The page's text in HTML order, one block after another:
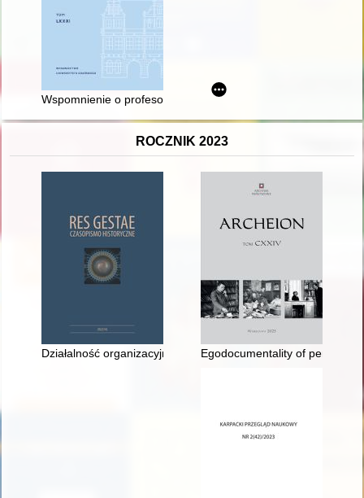
Wspomnienie o profesorze Lechu Mokrzeckim (ur. 5 kwietnia
ROCZNIK 2023
Działalność organizacyjna i społeczna ziemianina Franciszka
Egodocumentality of personal